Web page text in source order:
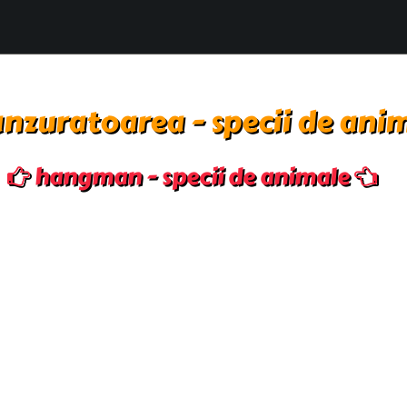
- specii de
hangman - specii de animale